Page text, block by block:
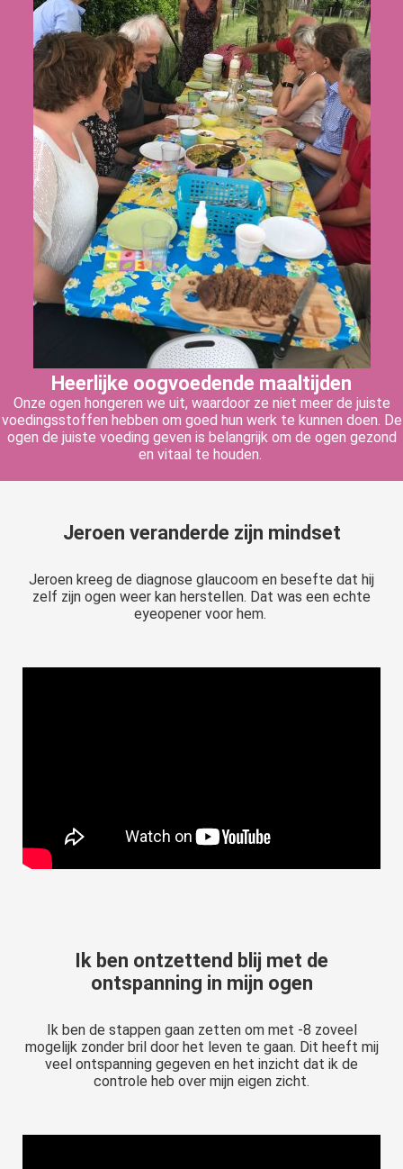
Heerlijke oogvoedende maaltijden
Onze ogen hongeren we uit, waardoor ze niet meer de juiste
voedingsstoffen hebben om goed hun werk te kunnen doen. De
ogen de juiste voeding geven is belangrijk om de ogen gezond
en vitaal te houden.
Jeroen veranderde zijn mindset
Jeroen kreeg de diagnose glaucoom en besefte dat hij
zelf zijn ogen weer kan herstellen. Dat was een echte
eyeopener voor hem.
Ik ben ontzettend blij met de
ontspanning in mijn ogen
Ik ben de stappen gaan zetten om met -8 zoveel
mogelijk zonder bril door het leven te gaan. Dit heeft mij
veel ontspanning gegeven en het inzicht dat ik de
controle heb over mijn eigen zicht.